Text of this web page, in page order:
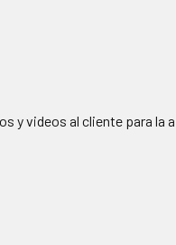
y videos al cliente para la